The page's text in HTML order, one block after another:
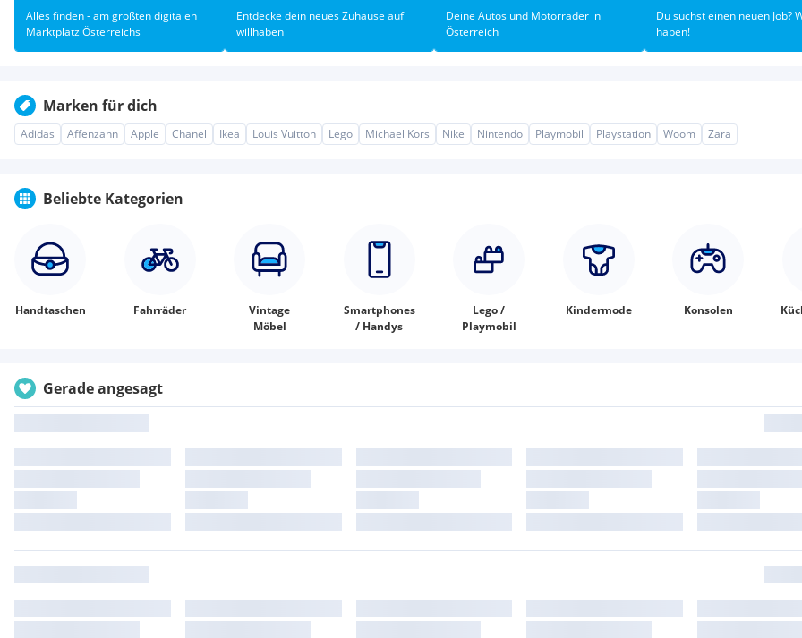
Alles finden - am größten digitalen
Marktplatz Österreichs
Entdecke dein neues Zuhause auf
willhaben
Deine Autos und Motorräder in
Österreich
Du suchst einen neuen Job?
haben!
Marken für dich
Adidas Affenzahn Apple Chanel Ikea Louis Vuitton Lego Michael Kors Nike Nintendo Playmobil Playstation Woom Zara
Beliebte Kategorien
Handtaschen Fahrräder
Vintage
Möbel
Smartphones
/ Handys
Lego /
Playmobil
Kindermode Konsolen
Gerade angesagt